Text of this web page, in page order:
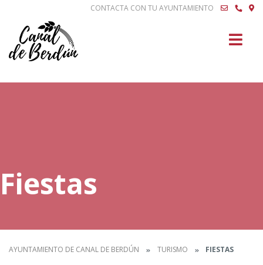
CONTACTA CON TU AYUNTAMIENTO
Fiestas
AYUNTAMIENTO DE CANAL DE BERDÚN TURISMO FIESTAS